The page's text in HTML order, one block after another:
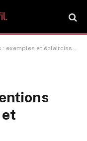
et éclaircissements